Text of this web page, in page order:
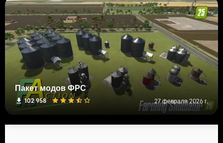
Пакет модов ФРС
102 958 27 февраля 2026 г.